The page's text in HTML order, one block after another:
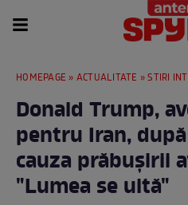
HOMEPAGE » ACTUALITATE »STIRI
Donald Trump,
pentru Iran,
cauza prăbuşirii
"Lumea se uită"